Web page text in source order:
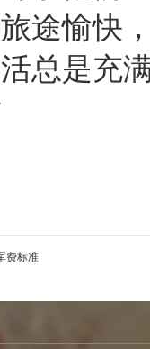
途愉快
总是充
费标准